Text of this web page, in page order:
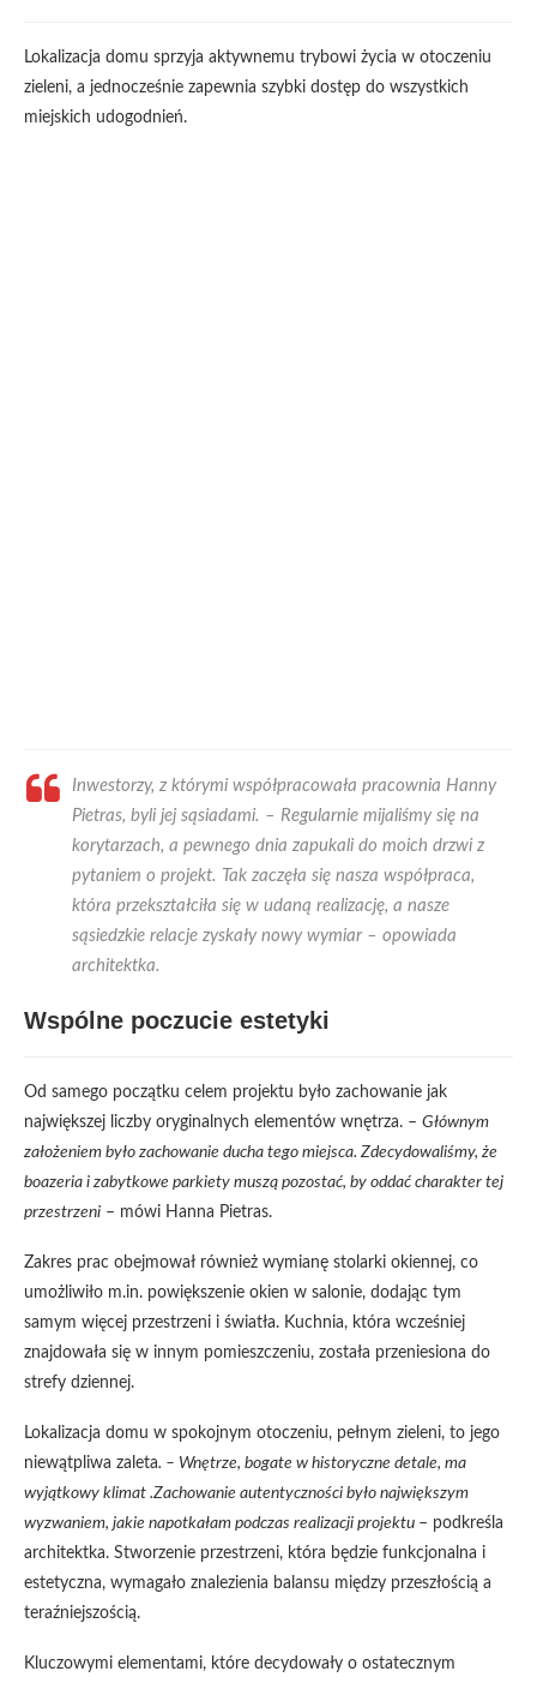
Lokalizacja domu sprzyja aktywnemu trybowi życia w otoczeniu
zieleni, a jednocześnie zapewnia szybki dostęp do wszystkich
miejskich udogodnień.
Inwestorzy, z którymi współpracowała pracownia Hanny
Pietras, byli jej sąsiadami. – Regularnie mijaliśmy się na
korytarzach, a pewnego dnia zapukali do moich drzwi z
pytaniem o projekt. Tak zaczęła się nasza współpraca,
która przekształciła się w udaną realizację, a nasze
sąsiedzkie relacje zyskały nowy wymiar – opowiada
architektka.
Wspólne poczucie estetyki
Od samego początku celem projektu było zachowanie jak
największej liczby oryginalnych elementów wnętrza. – Głównym
założeniem było zachowanie ducha tego miejsca. Zdecydowaliśmy, że
boazeria i zabytkowe parkiety muszą pozostać, by oddać charakter tej
przestrzeni – mówi Hanna Pietras.
Zakres prac obejmował również wymianę stolarki okiennej, co
umożliwiło m.in. powiększenie okien w salonie, dodając tym
samym więcej przestrzeni i światła. Kuchnia, która wcześniej
znajdowała się w innym pomieszczeniu, została przeniesiona do
strefy dziennej.
Lokalizacja domu w spokojnym otoczeniu, pełnym zieleni, to jego
niewątpliwa zaleta. – Wnętrze, bogate w historyczne detale, ma
wyjątkowy klimat .Zachowanie autentyczności było największym
wyzwaniem, jakie napotkałam podczas realizacji projektu – podkreśla
architektka. Stworzenie przestrzeni, która będzie funkcjonalna i
estetyczna, wymagało znalezienia balansu między przeszłością a
teraźniejszością.
Kluczowymi elementami, które decydowały o ostatecznym